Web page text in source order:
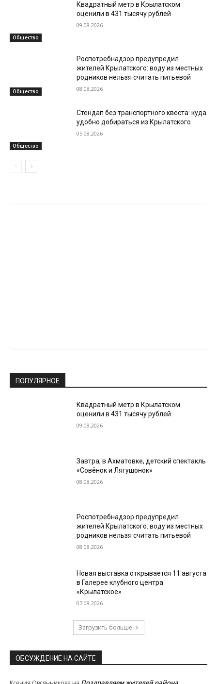
Общество
Квадратный метр в Крылатском
оценили в 431 тысячу рублей
09.08.2026
Общество
Роспотребнадзор предупредил
жителей Крылатского: воду из местных
родников нельзя считать питьевой
08.08.2026
Общество
Стендап без транспортного квеста: куда
удобно добираться из Крылатского
05.08.2026
ПОПУЛЯРНОЕ
Квадратный метр в Крылатском
оценили в 431 тысячу рублей
09.08.2026
Завтра, в Ахматовке, детский спектакль
«Совёнок и Лягушонок»
08.08.2026
Роспотребнадзор предупредил
жителей Крылатского: воду из местных
родников нельзя считать питьевой
08.08.2026
Новая выставка открывается 11 августа
в Галерее клубного центра
«Крылатское»
07.08.2026
Загрузить больше
ОБСУЖДЕНИЕ НА САЙТЕ